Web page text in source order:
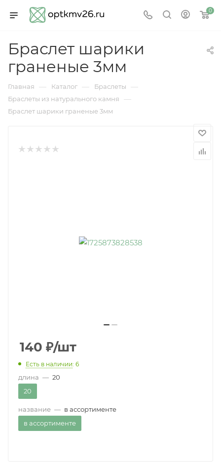
0
Браслет шарики
граненые 3мм
Главная — Каталог — Браслеты —
Браслеты из натурального камня —
Браслет шарики граненые 3мм
140 ₽/шт
Есть в наличии: 6
длина — 20
20
название — в ассортименте
в ассортименте